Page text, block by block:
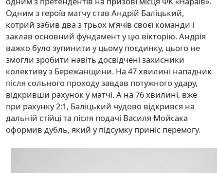
Одним з героїв матчу став Андрій Баліцький,
котрий забив два з трьох м’ячів своєї команди і
заклав основний фундамент у цю вікторію. Андрія
важко було зупинити у цьому поєдинку, цього не
змогли зробити навіть досвідчені захисники
колективу з Бережанщини. На 47 хвилині нападник
після сольного проходу завдав потужного удару,
відкривши рахунок у матчі. А на 76 хвилині, вже
при рахунку 2:1, Баліцький чудово відкрився на
дальній стійці та після подачі Василя Мойсака
оформив дубль, який у підсумку приніс перемогу.